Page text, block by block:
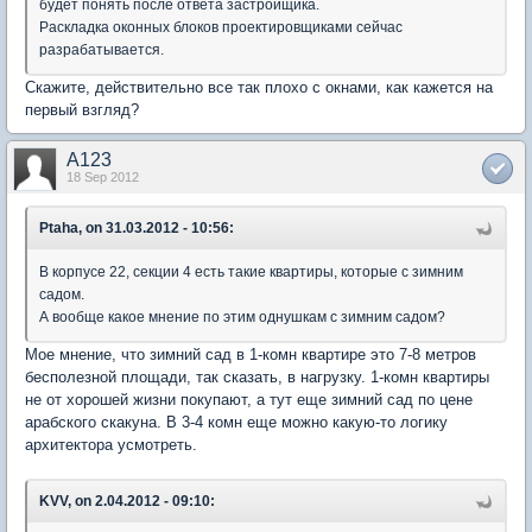
будет понять после ответа застройщика.
Раскладка оконных блоков проектировщиками сейчас
разрабатывается.
Скажите, действительно все так плохо с окнами, как кажется на
первый взгляд?
A123
18 Sep 2012
Ptaha, on 31.03.2012 - 10:56:
В корпусе 22, секции 4 есть такие квартиры, которые с зимним
садом.
А вообще какое мнение по этим однушкам с зимним садом?
Мое мнение, что зимний сад в 1-комн квартире это 7-8 метров
бесполезной площади, так сказать, в нагрузку. 1-комн квартиры
не от хорошей жизни покупают, а тут еще зимний сад по цене
арабского скакуна. В 3-4 комн еще можно какую-то логику
архитектора усмотреть.
KVV, on 2.04.2012 - 09:10: